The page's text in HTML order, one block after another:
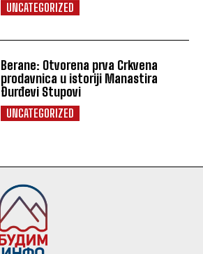
UNCATEGORIZED
Berane: Otvorena prva Crkvena
prodavnica u istoriji Manastira
Đurđevi Stupovi
UNCATEGORIZED